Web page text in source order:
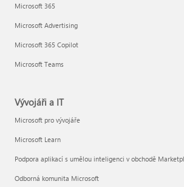
Microsoft 365
Microsoft Advertising
Microsoft 365 Copilot
Microsoft Teams
Vývojáři a IT
Microsoft pro vývojáře
Microsoft Learn
Podpora aplikací s umělou inteligenci v obchodě
Odborná komunita Microsoft